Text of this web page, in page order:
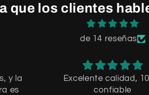
que los clientes
de 14 reseñas
y la
es
Excelente calidad,
confiable